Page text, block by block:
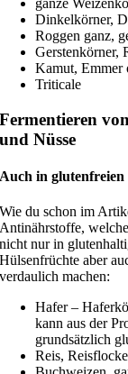
ganze
Dinkelkörner,
Roggen ganz,
Gerstenkörner,
Kamut, Emmer
Triticale
Fermentieren
und Nüsse
Auch in
Wie du schon im
Antinährstoffe,
nicht nur in
Hülsenfrüchte aber
verdaulich machen:
Hafer –
kann aus der
grundsätzlich
Reis,